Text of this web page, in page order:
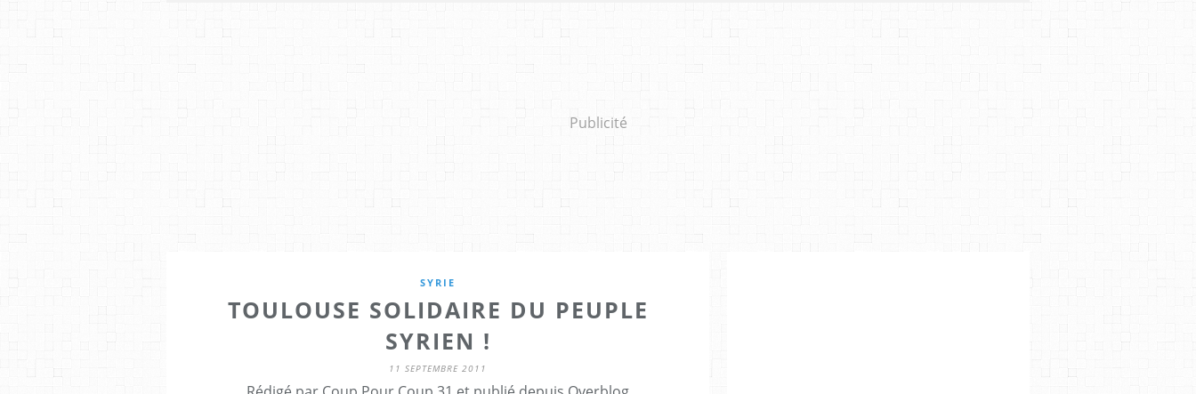
Publicité
SYRIE
TOULOUSE SOLIDAIRE DU PEUPLE
SYRIEN !
11 SEPTEMBRE 2011